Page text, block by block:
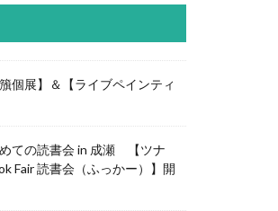
個展】＆【ライブペインティ
めての読書会 in 成瀬 【ツナ
Fair 読書会（ふっかー）】開